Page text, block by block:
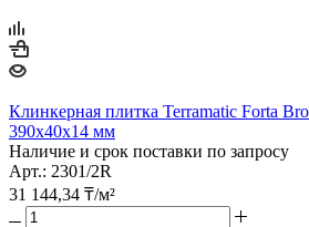
Клинкерная плитка Terramatic Forta
390х40х14 мм
Наличие и срок поставки по запросу
Арт.: 2301/2R
31 144,34 ₸/м²